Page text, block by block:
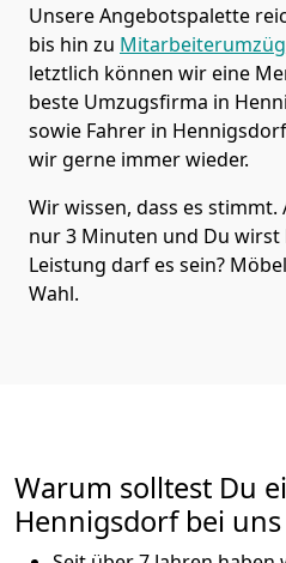
Unsere Angebotspalette
bis hin zu
letztlich können wir eine
beste Umzugsfirma in
sowie Fahrer in
wir gerne immer wieder.
Wir wissen, dass es stimmt.
nur 3 Minuten und Du wirst
Leistung darf es sein?
Wahl.
Warum solltest Du
Hennigsdorf bei